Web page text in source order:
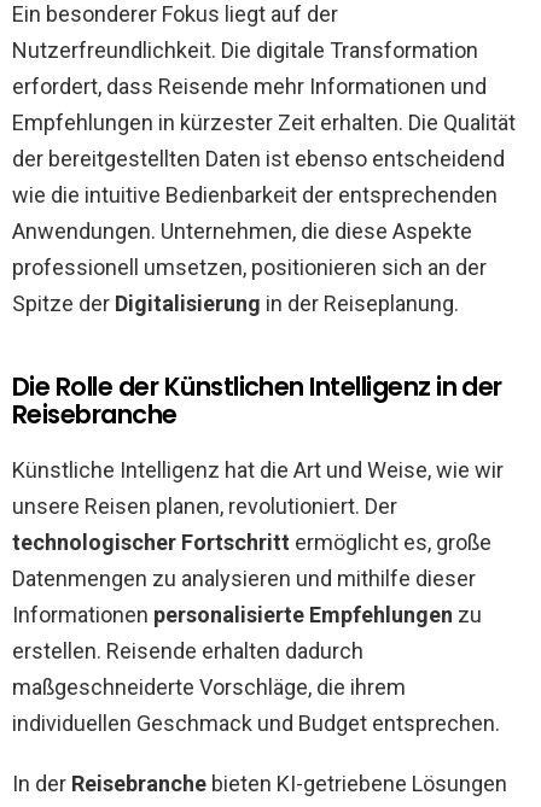
Ein besonderer Fokus liegt auf der
Nutzerfreundlichkeit. Die digitale Transformation
erfordert, dass Reisende mehr Informationen und
Empfehlungen in kürzester Zeit erhalten. Die Qualität
der bereitgestellten Daten ist ebenso entscheidend
wie die intuitive Bedienbarkeit der entsprechenden
Anwendungen. Unternehmen, die diese Aspekte
professionell umsetzen, positionieren sich an der
Spitze der Digitalisierung in der Reiseplanung.
Die Rolle der Künstlichen Intelligenz in der
Reisebranche
Künstliche Intelligenz hat die Art und Weise, wie wir
unsere Reisen planen, revolutioniert. Der
technologischer Fortschritt ermöglicht es, große
Datenmengen zu analysieren und mithilfe dieser
Informationen personalisierte Empfehlungen zu
erstellen. Reisende erhalten dadurch
maßgeschneiderte Vorschläge, die ihrem
individuellen Geschmack und Budget entsprechen.
In der Reisebranche bieten KI-getriebene Lösungen